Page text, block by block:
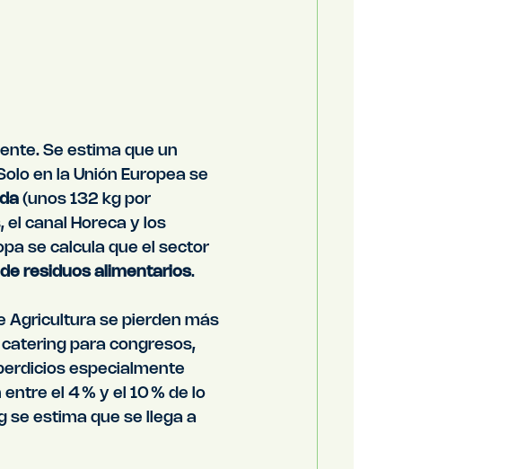
Se estima que un
en la Unión Europea se
(unos 132 kg por
el canal Horeca y los
se calcula que el sector
residuos alimentarios.
Agricultura se pierden más
para congresos,
especialmente
el 4 % y el 10 % de lo
se estima que se llega a